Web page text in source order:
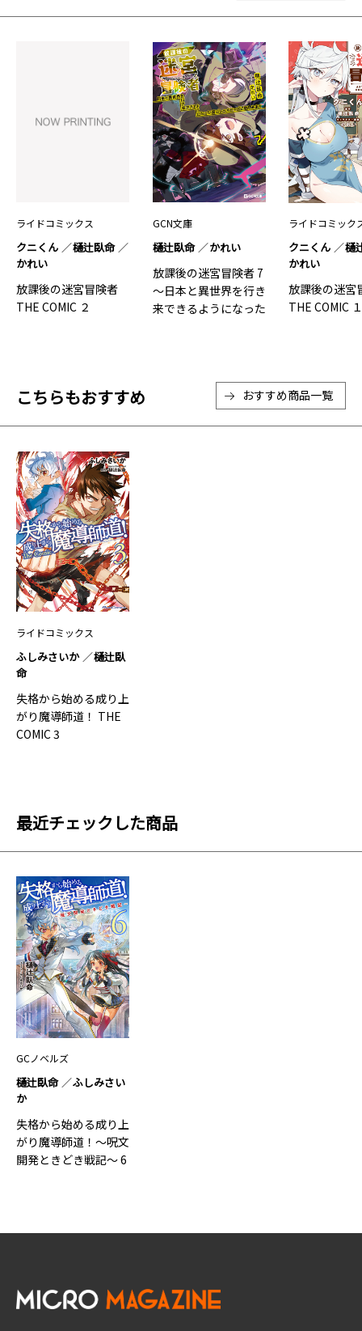
ライドコミックス
クニくん
樋辻臥命
かれい
放課後の迷宮冒険者
THE COMIC ２
GCN文庫
樋辻臥命 かれい
放課後の迷宮冒険者 7
～日本と異世界を行き
来できるようになった
ライドコミック
クニくん
樋
かれい
放課後の迷宮
THE COMIC
こちらもおすすめ おすすめ商品一覧
ライドコミックス
ふしみさいか
樋辻臥
命
失格から始める成り上
がり魔導師道！ THE
COMIC 3
最近チェックした商品
GCノベルズ
樋辻臥命
ふしみさい
か
失格から始める成り上
がり魔導師道！～呪文
開発ときどき戦記～ 6